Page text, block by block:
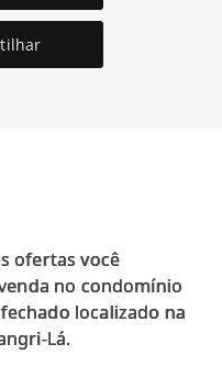
ofertas você
no condomínio
localizado na
Lá.